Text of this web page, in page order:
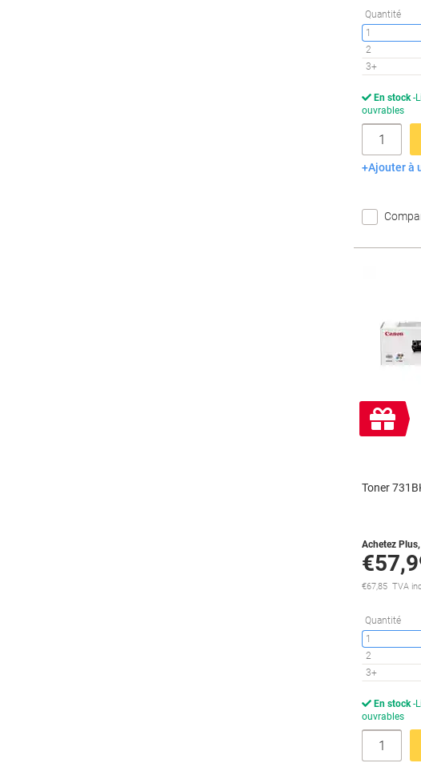
Quantité
1
2
3+
En stock
ouvrables
Quantité
Ajouter à
Cadeau
gratuit
Toner
Achetez Plus,
€67,85 TVA
Quantité
1
2
3+
En stock
ouvrables
Quantité